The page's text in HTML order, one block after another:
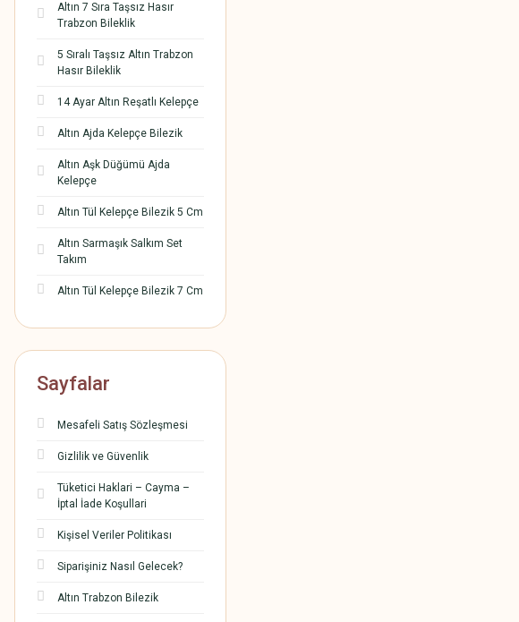
Altın 7 Sıra Taşsız Hasır
Trabzon Bileklik
5 Sıralı Taşsız Altın Trabzon
Hasır Bileklik
14 Ayar Altın Reşatlı Kelepçe
Altın Ajda Kelepçe Bilezik
Altın Aşk Düğümü Ajda
Kelepçe
Altın Tül Kelepçe Bilezik 5 Cm
Altın Sarmaşık Salkım Set
Takım
Altın Tül Kelepçe Bilezik 7 Cm
Sayfalar
Mesafeli Satış Sözleşmesi
Gizlilik ve Güvenlik
Tüketici Haklari – Cayma –
İptal İade Koşullari
Kişisel Veriler Politikası
Siparişiniz Nasıl Gelecek?
Altın Trabzon Bilezik